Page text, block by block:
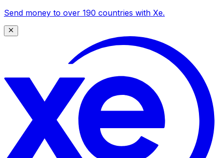
Send money to over 190 countries with Xe.